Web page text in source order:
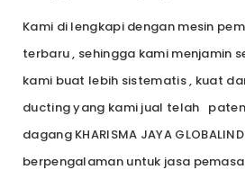
Kami di lengkapi dengan mesin
terbaru , sehingga kami menjamin
kami buat lebih sistematis , kuat
ducting yang kami jual telah
dagang KHARISMA JAYA
berpengalaman untuk jasa